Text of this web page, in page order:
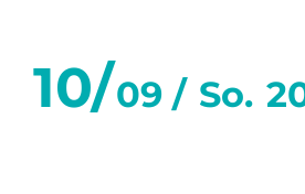
10/09 / So.